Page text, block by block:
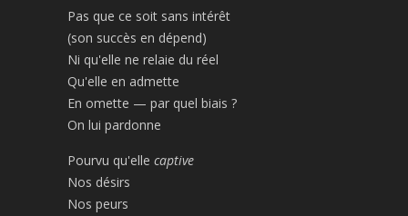
Pas que ce soit sans intérêt
(son succès en dépend)
Ni qu'elle ne relaie du réel
Qu'elle en admette
En omette — par quel biais ?
On lui pardonne
Pourvu qu'elle captive
Nos désirs
Nos peurs